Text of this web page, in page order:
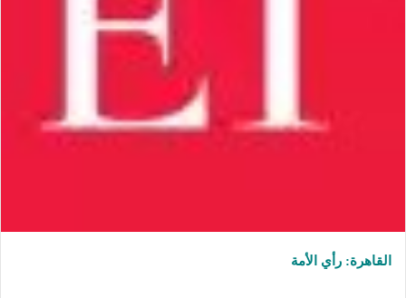
القاهرة: رأي الأمة